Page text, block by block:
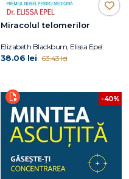
Miracolul telomerilor
Elizabeth Blackburn, Elissa Epel
38.06 lei 63.43 lei
-40%